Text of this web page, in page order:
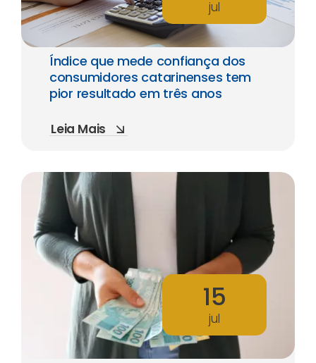
jul
Índice que mede confiança dos
consumidores catarinenses tem
pior resultado em três anos
Leia Mais
15
jul